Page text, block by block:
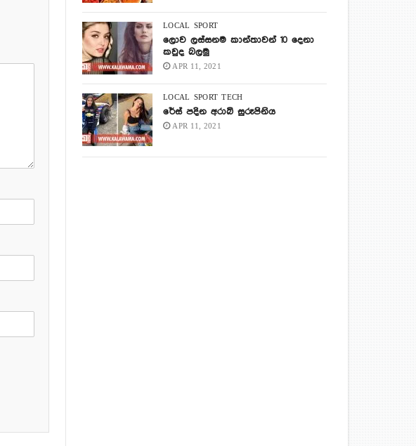
LOCAL SPORT
ලොව ලස්සනම කාන්තාවන් 10 දෙනා
කවුද බලමු
APR 11, 2021
LOCAL SPORT TECH
රේස් පදින අරාබි සුරූපිනිය
APR 11, 2021